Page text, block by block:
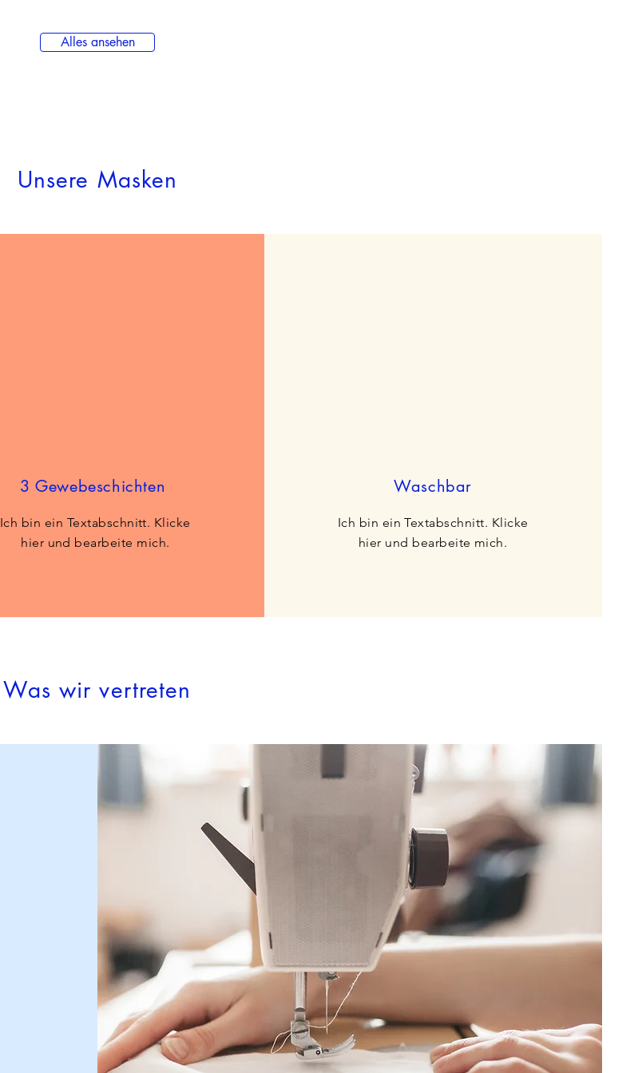
Alles ansehen
Unsere Masken
3 Gewebeschichten
Ich bin ein Textabschnitt. Klicke
hier und bearbeite mich.
Waschbar
Ich bin ein Textabschnitt. Klicke
hier und bearbeite mich.
Was wir vertreten